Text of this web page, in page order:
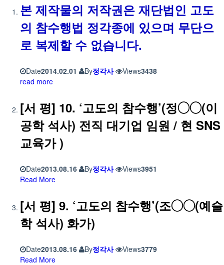
본 제작물의 저작권은 재단법인 고도
의 참수행법 정각종에 있으며 무단으
로 복제할 수 없습니다.
Date2014.02.01 By정각사 Views3438
read more
[서 평] 10. ‘고도의 참수행’(정◯◯(이
공학 석사) 전직 대기업 임원 / 현 SNS
교육가 )
Date2013.08.16 By정각사 Views3951
Read More
[서 평] 9. ‘고도의 참수행’(조◯◯(예술
학 석사) 화가)
Date2013.08.16 By정각사 Views3779
Read More